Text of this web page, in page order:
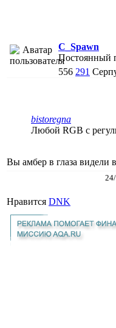
C_Spawn
Постоянный
556 291
bistoregna
Любой RGB с
Вы амбер в глаза видели
Нравится DNK